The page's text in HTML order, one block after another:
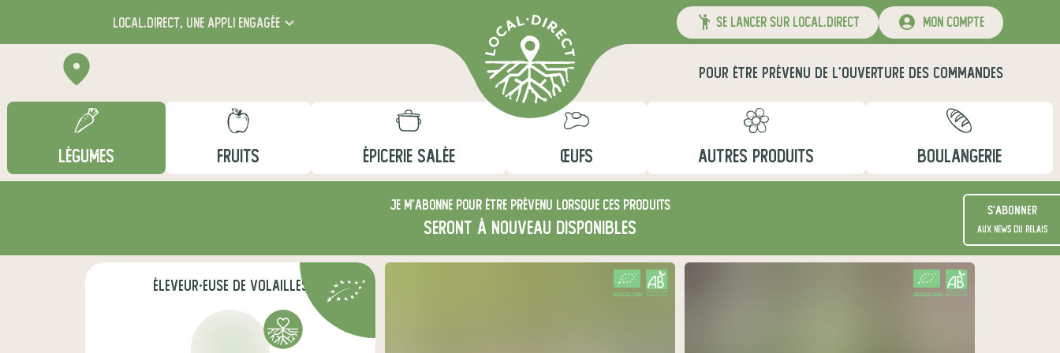
local.direct, une appli engagée se lancer sur local.direct mon compte
POUR ÊTRE PRÉVENU DE L'OUVERTURE DES COMMANDES
LÉGUMES FRUITS ÉPICERIE SALÉE ŒUFS AUTRES PRODUITS BOULANGERIE
Je m'abonne pour être prévenu lorsque ces produits
seront à nouveau disponibles
S'abonner
aux news du relais
éleveur·euse de volailles CERTIFIÉ PAR FR-BIO-01
AGRICULTURE FRANCE CERTIFIÉ PAR FR-BIO-01
AGRICULTURE FRANCE